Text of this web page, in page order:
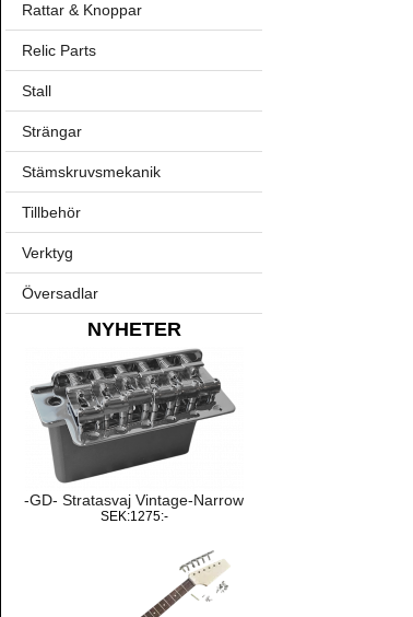
Rattar & Knoppar
Relic Parts
Stall
Strängar
Stämskruvsmekanik
Tillbehör
Verktyg
Översadlar
NYHETER
-GD- Stratasvaj Vintage-Narrow
SEK:1275:-